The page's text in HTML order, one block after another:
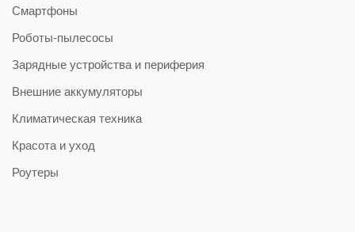
Смартфоны
Роботы-пылесосы
Зарядные устройства и периферия
Внешние аккумуляторы
Климатическая техника
Красота и уход
Роутеры